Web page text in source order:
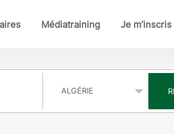
Médiatraining Je m’inscris